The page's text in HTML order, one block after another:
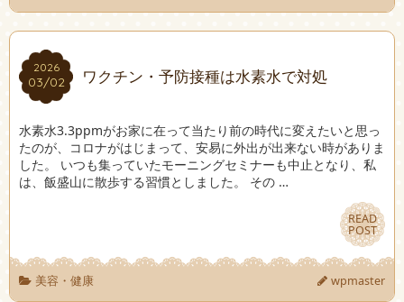
2026
03/02
2026
03/02 ワクチン・予防接種は水素水で対処
水素水3.3ppmがお家に在って当たり前の時代に変えたいと思っ
たのが、コロナがはじまって、安易に外出が出来ない時がありま
した。 いつも集っていたモーニングセミナーも中止となり、私
は、飯盛山に散歩する習慣としました。 その …
READ
POST
READ
POST
美容・健康 wpmaster